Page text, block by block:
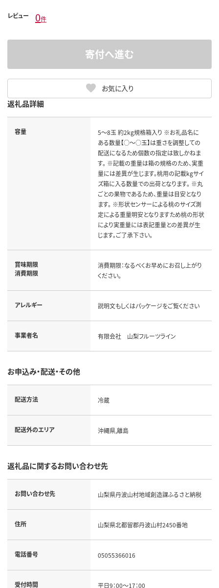
レビュー 0件
お気に入り
寄付へ進む
返礼品詳細
容量
5～8玉 約2kg規格箱入り ※お礼品名に
ある数量【○～○玉】は重さを調整しての
配送になるため個数の指定は致しかねま
す。 ※記載の重量は箱の規格のため、実重
量には差異が生じます。桃用の記載kgサイ
ズ箱に入る数量での出荷となります。 ※丸
ごとの果物であるため、重量は目安となり
ます。 ※形状センサーによる桃のサイズ測
定による重量明安となりますため桃の形状
により実重量には表記重量との差異が生
じます。ご了承下さい。
賞味期限
消費期限
消費期限：なるべくお早めにお召し上がり
ください。
アレルギー 説明文もしくはパッケージをご覧ください
事業者名 有限会社 山梨フルーツライン
お申込み・配送・その他
配送方法 冷蔵
配送外のエリア 沖縄県,離島
返礼品に関するお問い合わせ先
お問い合わせ先 山梨県丹波山村地域創造課ふるさと納税
住所 山梨県北都留郡丹波山村2450番地
電話番号 05055366016
受付時間 平日9：00～17：00